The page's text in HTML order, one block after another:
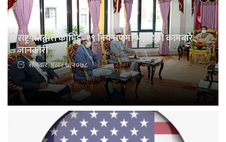
राष्ट्रपतिद्वारा कोभिड–१९ नियन्त्रणमा भइरहेको कामबारे
जानकारी
सोमबार, असार ७, २०७८